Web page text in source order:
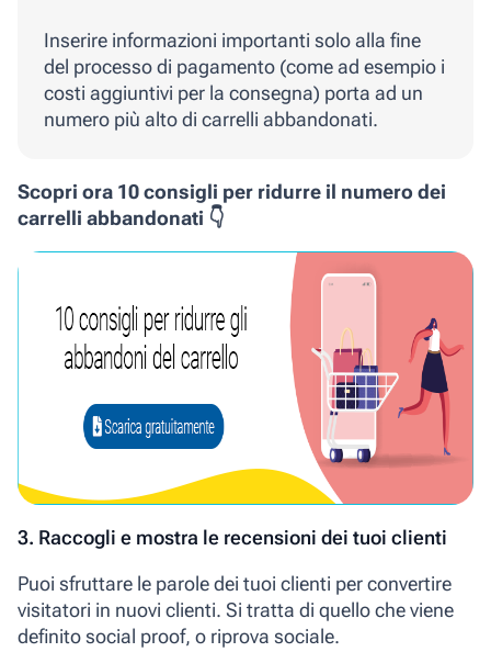
Inserire informazioni importanti solo alla fine
del processo di pagamento (comead esempio i
costi aggiuntivi per la consegna) porta ad un
numero più alto di carrelli abbandonati.
Scopri ora 10 consigli per ridurre il numero dei
carrelli abbandonati 👇
3. Raccogli e mostra le recensioni dei tuoi clienti
Puoi sfruttare le parole dei tuoi clienti per convertire
visitatori in nuovi clienti. Si tratta di quello che viene
definito social proof, o riprova sociale.